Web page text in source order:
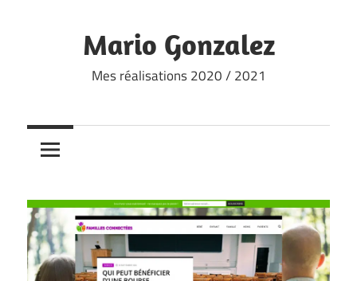
Mario Gonzalez
Mes réalisations 2020 / 2021